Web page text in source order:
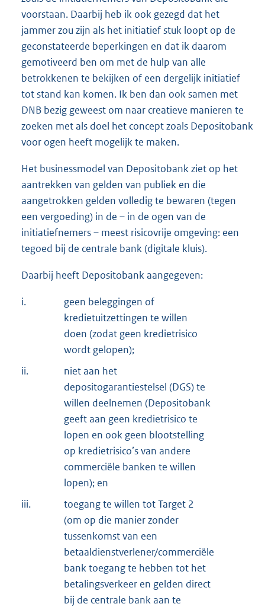
voorstaan. Daarbij heb ik ook gezegd dat het
jammer zou zijn als het initiatief stuk loopt op de
geconstateerde beperkingen en dat ik daarom
gemotiveerd ben om met de hulp van alle
betrokkenen te bekijken of een dergelijk initiatief
tot stand kan komen. Ik ben dan ook samen met
DNB bezig geweest om naar creatieve manieren te
zoeken met als doel het concept zoals Depositobank
voor ogen heeft mogelijk te maken.
Het businessmodel van Depositobank ziet op het
aantrekken van gelden van publiek en die
aangetrokken gelden volledig te bewaren (tegen
een vergoeding) in de – in de ogen van de
initiatiefnemers – meest risicovrije omgeving: een
tegoed bij de centrale bank (digitale kluis).
Daarbij heeft Depositobank aangegeven:
i.
geen beleggingen of
kredietuitzettingen te willen
doen (zodat geen kredietrisico
wordt gelopen);
ii.
niet aan het
depositogarantiestelsel (DGS) te
willen deelnemen (Depositobank
geeft aan geen kredietrisico te
lopen en ook geen blootstelling
op kredietrisico’s van andere
commerciële banken te willen
lopen); en
iii.
toegang te willen tot Target 2
(om op die manier zonder
tussenkomst van een
betaaldienstverlener/commerciële
bank toegang te hebben tot het
betalingsverkeer en gelden direct
bij de centrale bank aan te